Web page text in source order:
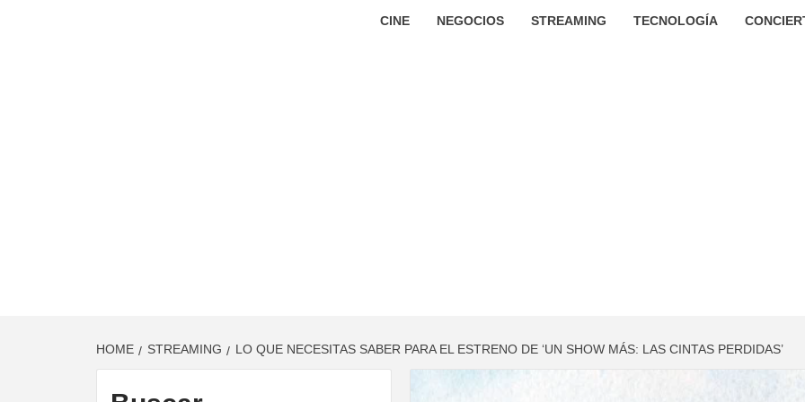
CINE NEGOCIOS STREAMING TECNOLOGÍA
HOME STREAMING LO QUE NECESITAS SABER PARA EL ESTRENO DE ‘UN SHOW MÁS: LAS CINTAS PERDIDAS’